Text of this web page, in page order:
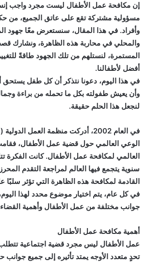
إن مكافحة عمل الأطفال ليست مجرد واجب
مسؤولية مشتركة تقع على عاتق الجميع، من
وأفراد. في هذا المقال، سنستعرض معًا جهود
والمحلي في محاربة هذه الظاهرة، ونشارك
المستمرة، لنستلهم من تلك الجهود طاقةً
أفضل لأطفالنا.
في هذا اليوم، دعونا نتذكر أن كل طفل يستحق
وأن يعيش طفولته بكل ما تحمله من براءة
لنجعل هذا الحلم حقيقة.
الوعي العالمي حول قضية عمل الأطفال،
العالمي لمكافحة عمل الأطفال. كانت
سنوية يتجمع فيها العالم لمراجعة التقدم
القادمة لمكافحة هذه الظاهرة التي تؤثر سلبًا
في كل عام، يتم اختيار موضوع محدد لهذا
جوانب مختلفة من عمل الأطفال وأهمية
أهمية مكافحة عمل الأطفال
عمل الأطفال ليس مجرد قضية اجتماعية تتطلب
تحدٍ متعدد الأوجه يمتد تأثيره إلى جميع جوانب